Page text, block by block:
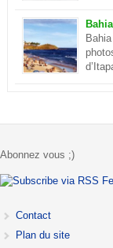
merveilles du
qui les ont
Corcovado
Abonnez vous ;)
Contact
Plan du site